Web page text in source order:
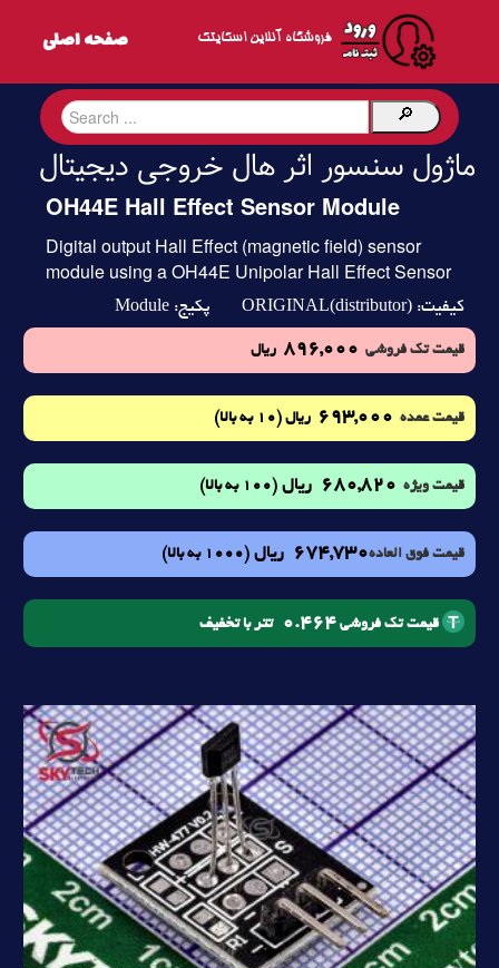
فروشگاه آنلاین اسکایتک
ماژول سنسور اثر هال خروجی دیجیتال
OH44E Hall Effect Sensor Module
Digital output Hall Effect (magnetic field) sensor
module using a OH44E Unipolar Hall Effect Sensor
کیفیت: ORIGINAL(distributor) پکیج: Module
قیمت تک فروشی 896,000 ریال
قیمت عمده 693,000 ریال (10 به بالا)
قیمت ویژه 680,820 ریال (100 به بالا)
قیمت فوق العاده674,730 ریال (1000 به بالا)
قیمت تک فروشی 0.464 تتر با تخفیف